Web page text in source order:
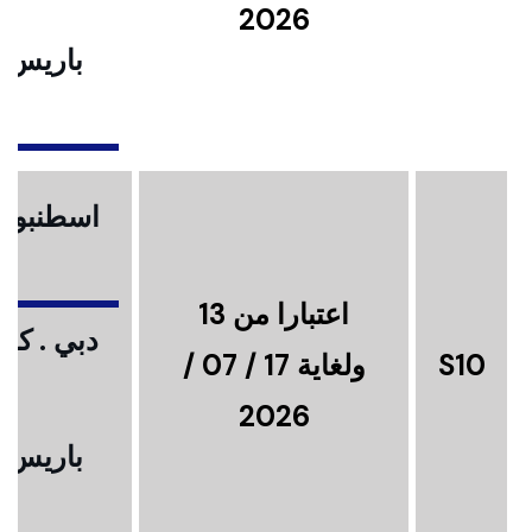
2026
باريس
S10
اعتبارا من 13
ولغاية 17 / 07 /
2026
دبي .
باريس